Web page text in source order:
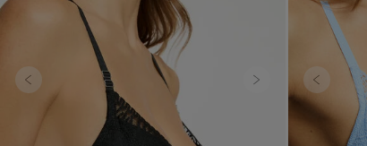
Previous Next Previous